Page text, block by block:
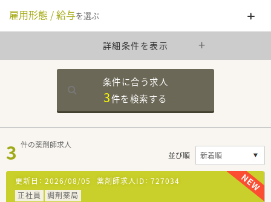
雇用形態 / 給与を選ぶ
詳細条件を表示
条件に合う求人
3件を検索する
3 件の薬剤師求人
並び順
更新日： 2026/08/05 薬剤師求人ID： 727034
正社員
調剤薬局